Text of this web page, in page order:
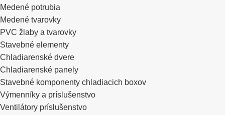
Medené potrubia
Medené tvarovky
PVC žlaby a tvarovky
Stavebné elementy
Chladiarenské dvere
Chladiarenské panely
Stavebné komponenty chladiacich boxov
Výmenníky a príslušenstvo
Ventilátory príslušenstvo